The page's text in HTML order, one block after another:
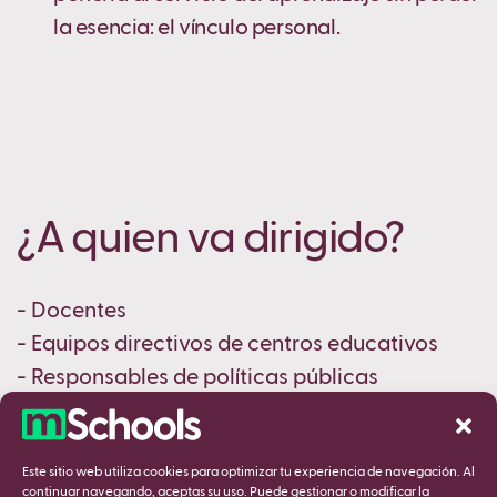
Este sitio web utiliza cookies para optimizar tu experiencia de navegación. Al
continuar navegando, aceptas su uso. Puede gestionar o modificar la
la esencia: el vínculo personal.
¿A quien va dirigido?
- Docentes
- Equipos directivos de centros educativos
- Responsables de políticas públicas
- Sector edtech
- Tercer sector
- Futuros docentes